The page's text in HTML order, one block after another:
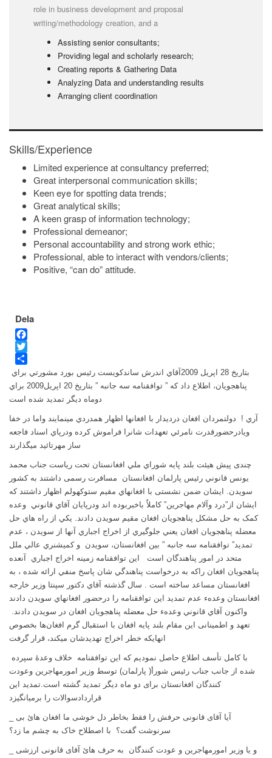
role in business development and proposal
writing/methodology creation, and a
Assisting senior consultants;
Providing legal and scholarly research;
Creating reports & Gathering Data
Analyzing Data and understanding results
Arranging client coordination
Skills/Experience
Limited experience at consultancy preferred;
Great interpersonal communication skills;
Keen eye for spotting data trends;
Great analytical skills;
A keen grasp of information technology;
Professional demeanor;
Personal accountability and strong work ethic;
Professional, able to interact with vendors/clients;
Positive, “can do” attitude.
Dela
Facebook
Twitter
Dela
بتاريخ 28 اپريل 2009آقاي اندرش ساندکويست رئيس بورد مشورتي براي
پناهجويان، اطلاع داد که ” توافقنامه سه جانبه ” بتاريخ 20 اپريل2009 براي
دوماه ديگر تمديد شده است
آري ! دولتمردان افغان درديدار با افغانها اظهار همدردي مينمايند واما در خفا
ويادرحضورقدرت نامرئي تعهدات شانرا فراموش کرده ودرپاي اسناد فاجعه
ساز مهرتائيد ميگذارند
چندی پیش هيئت بلند پايه شوراي ملي افغانستان تحت رياست جناب محمد
يونس قانوني رئیس پارلمان افغانستان
مسافرت رسمی‌ داشتند به کشور
سویدن. ایشان ضمن نشستی با افغانهاي مقيم ستوکهولم اظهار داشتند که
ايشان از”درد وآلام مهاجرين” کاملاٌ باخبربوده اند ودرپايان آقاي قانوني وعده
کمک به حل مشکل پناهجويان افغان مقيم سويدن دادند. يکي از راه هاي حل
معضله پناهجويان افغان يعني جلوگيري از اخراج اجباري آنها از سويدن ، عدم
تمديد” توافقنامه سه جانبه ” بین افغانستان، سویدن وکميشنري عالي ملل
متحد در امور پناهندگان است اين توافقنامه زمينه اخراج اجباري
آنعده
پناهجويان افغان راکه به درخواست پناهندگي شان پاسخ منفي ارائه شده ، به
افغانستان مساعد ساخته است . سال گذشته آقاي دکتور سپنتا وزير خارجه
افغانستان وعدهء عدم تمديد اين توافقنامه را درحضور افغانهاي سويدن دادند
واکنون آقاي قانوني وعدهء حل معضله پناهجويان افغان در سويدن دادند.
تعهد و اطمینانی این مقام بلند پایه افغان با استقبال گرم افغان‌ها بخصوص
انهایکه خطر اخراج تهدید‌شان میکند، قرار گرفت
با کامل تأسف اطلاع حاصل نمودیم که این توافقنامه
خلاف وعدهٔ سپرده
شده از جانب جناب رئیس شورأ( پارلمان) توسط وزیر امورمهاجرين وعودت
کنندگان افغانستان برای دو ماه ديگر تمدید گشته است.تمدید این
قراردادسوالات را برمیانگیزد
سرنوشت گفت؟ با اصطلاح خاک به چشم ما زد؟